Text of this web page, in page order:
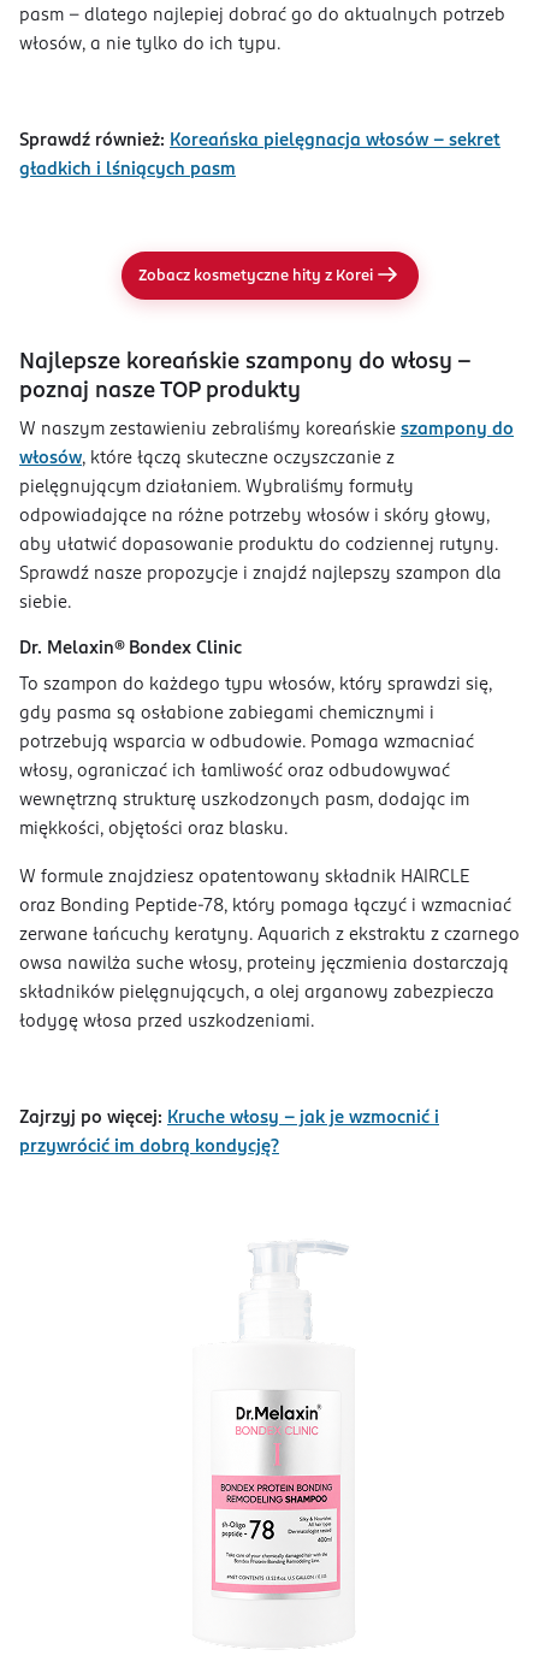
pasm - dlatego najlepiej dobrać go do aktualnych potrzeb
włosów, a nie tylko do ich typu.
Sprawdź również: Koreańska pielęgnacja włosów – sekret
gładkich i lśniących pasm
Zobacz kosmetyczne hity z Korei
Najlepsze koreańskie szampony do włosy -
poznaj nasze TOP produkty
W naszym zestawieniu zebraliśmy koreańskie szampony do
włosów, które łączą skuteczne oczyszczanie z
pielęgnującym działaniem. Wybraliśmy formuły
odpowiadające na różne potrzeby włosów i skóry głowy,
aby ułatwić dopasowanie produktu do codziennej rutyny.
Sprawdź nasze propozycje i znajdź najlepszy szampon dla
siebie.
Dr. Melaxin® Bondex Clinic
To szampon do każdego typu włosów, który sprawdzi się,
gdy pasma są osłabione zabiegami chemicznymi i
potrzebują wsparcia w odbudowie. Pomaga wzmacniać
włosy, ograniczać ich łamliwość oraz odbudowywać
wewnętrzną strukturę uszkodzonych pasm, dodając im
miękkości, objętości oraz blasku.
W formule znajdziesz opatentowany składnik HAIRCLE
oraz Bonding Peptide-78, który pomaga łączyć i wzmacniać
zerwane łańcuchy keratyny. Aquarich z ekstraktu z czarnego
owsa nawilża suche włosy, proteiny jęczmienia dostarczają
składników pielęgnujących, a olej arganowy zabezpiecza
łodygę włosa przed uszkodzeniami.
Zajrzyj po więcej: Kruche włosy - jak je wzmocnić i
przywrócić im dobrą kondycję?